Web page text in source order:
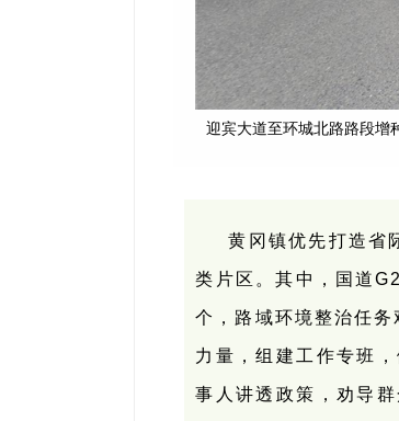
迎宾大道至环城北路路段增
黄冈镇优先打造省
类片区。其中，国道
个，路域环境整治任
力量，组建工作专班
事人讲透政策，劝导